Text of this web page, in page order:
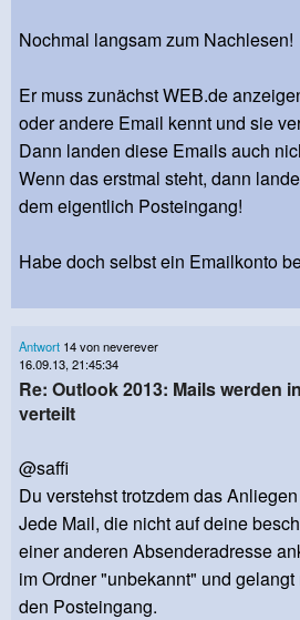
Nochmal langsam zum Nachlesen!
Er muss zunächst WEB.de
oder andere Email kennt und sie
Dann landen diese Emails auch
Wenn das erstmal steht, dann
dem eigentlich Posteingang!
Habe doch selbst ein Emailkonto
Antwort 14 von neverever
16.09.13, 21:45:34
Re: Outlook 2013: Mails werden
verteilt
@saffi
Du verstehst trotzdem das
Jede Mail, die nicht auf deine
einer anderen Absenderadresse
im Ordner "unbekannt" und
den Posteingang.